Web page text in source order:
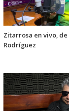
Zitarrosa en vivo,
Rodríguez